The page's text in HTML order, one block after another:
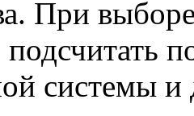
При
системы и